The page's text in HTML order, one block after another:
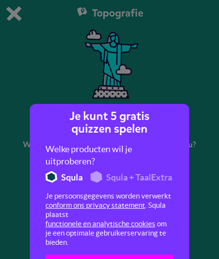
Dit is de gratis demo van Squla.
Bestel nu
0
Topografie
Hoofdsteden Zuid-Amerika
Weet jij de hoofdstad van Suriname? En van Peru?
Oefen in deze quiz de topo van Zuid-Amerika.
Je kunt 5 gratis
quizzen spelen
Welke producten wil je
uitproberen?
Squla
Squla + TaalExtra
Je persoonsgegevens worden verwerkt
conform ons privacy statement . Squla
plaatst
functionele en analytische cookies om
je een optimale gebruikerservaring te
bieden.